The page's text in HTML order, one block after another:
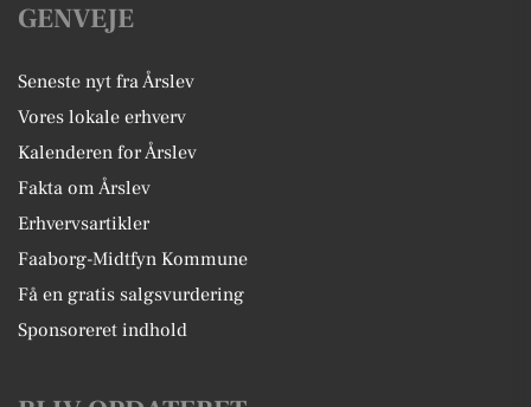
GENVEJE
Seneste nyt fra Årslev
Vores lokale erhverv
Kalenderen for Årslev
Fakta om Årslev
Erhvervsartikler
Faaborg-Midtfyn Kommune
Få en gratis salgsvurdering
Sponsoreret indhold